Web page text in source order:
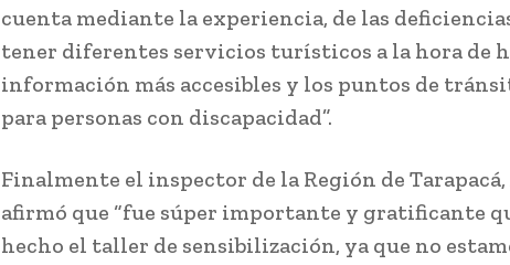
cuenta mediante la experiencia, de las
tener diferentes servicios turísticos a la hora de
información más accesibles y los puntos de
para personas con discapacidad”.
Finalmente el inspector de la Región de
afirmó que “fue súper importante y gratificante
hecho el taller de sensibilización, ya que no